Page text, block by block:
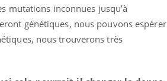
mutations inconnues jusqu’à
génétiques, nous pouvons espérer
nous trouverons très